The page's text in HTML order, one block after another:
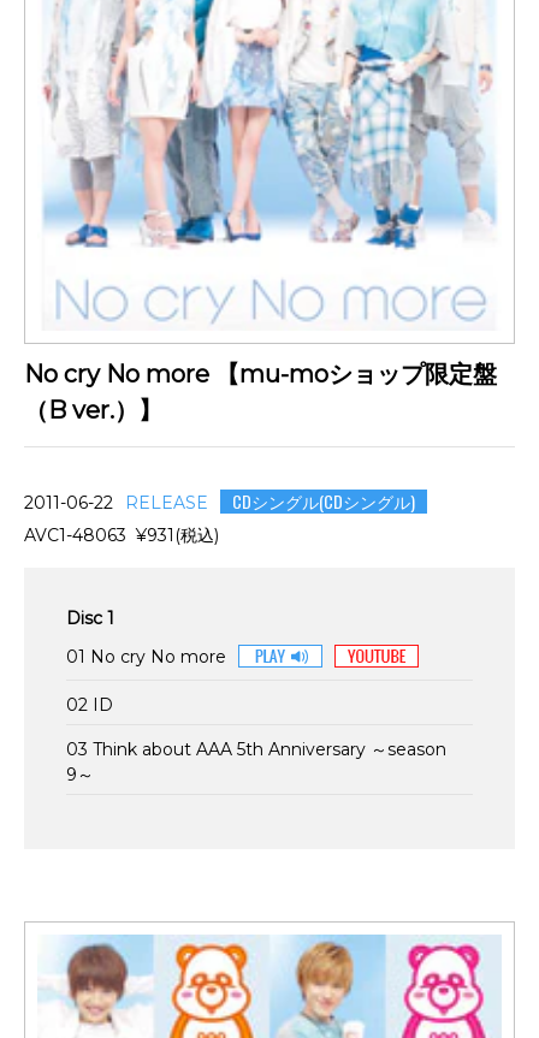
No cry No more 【mu-moショップ限定盤
（B ver.）】
2011-06-22 RELEASE CDシングル(CDシングル)
AVC1-48063 ¥931(税込)
Disc 1
01 No cry No more
02 ID
03 Think about AAA 5th Anniversary ～season
9～